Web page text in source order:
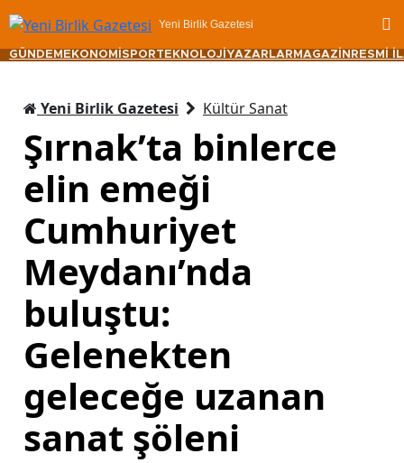
Yeni Birlik Gazetesi
GÜNDEM EKONOMİ SPORTEKNOLOJİ YAZARLAR MAGAZİN RESMİ
Yeni Birlik Gazetesi Kültür Sanat
Şırnak’ta binlerce
elin emeği
Cumhuriyet
Meydanı’nda
buluştu:
Gelenekten
geleceğe uzanan
sanat şöleni